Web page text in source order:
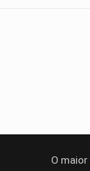
O maior